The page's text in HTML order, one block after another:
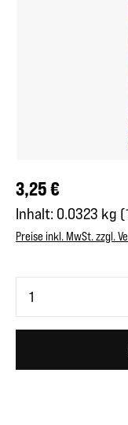
Regulärer Preis:
3,25 €
Inhalt: 0.0323 kg
Preise inkl. MwSt. zzgl.